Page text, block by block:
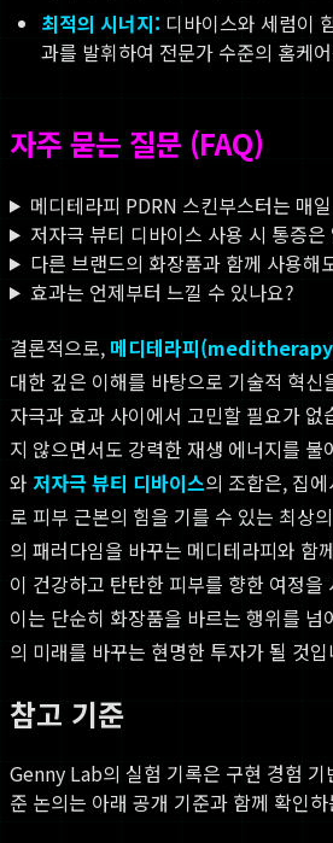
최적의 시너지: 디바이스와 세럼이
과를 발휘하여 전문가 수준의 홈케
자주 묻는 질문 (FAQ)
메디테라피 PDRN 스킨부스터는 매
저자극 뷰티 디바이스 사용 시 통증은
다른 브랜드의 화장품과 함께 사용해
효과는 언제부터 느낄 수 있나요?
결론적으로, 메디테라피
대한 깊은 이해를 바탕으로 기술적 혁
자극과 효과 사이에서 고민할 필요가 없
지 않으면서도 강력한 재생 에너지를 불
와 저자극 뷰티 디바이스의 조합은, 집
로 피부 근본의 힘을 기를 수 있는 최상
의 패러다임을 바꾸는 메디테라피와 함
이 건강하고 탄탄한 피부를 향한 여정
이는 단순히 화장품을 바르는 행위를 넘
의 미래를 바꾸는 현명한 투자가 될 것
참고 기준
Genny Lab의 실험 기록은 구현 경험 기
준 논의는 아래 공개 기준과 함께 확인